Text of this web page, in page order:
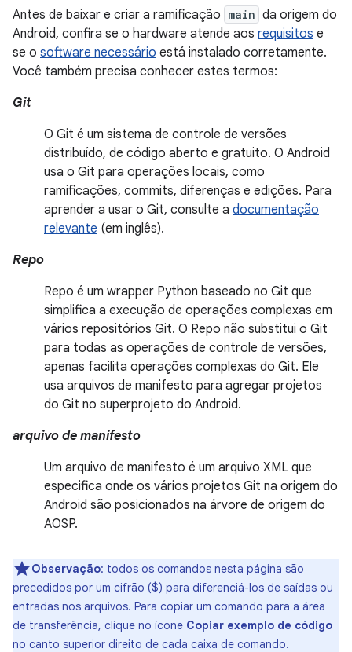
Antes de baixar e criar a ramificação main da origem do
Android, confira se o hardware atende aos requisitos e
se o software necessário está instalado corretamente.
Você também precisa conhecer estes termos:
Git
O Git é um sistema de controle de versões
distribuído, de código aberto e gratuito. O Android
usa o Git para operações locais, como
ramificações, commits, diferenças e edições. Para
aprender a usar o Git, consulte a documentação
relevante (em inglês).
Repo
Repo é um wrapper Python baseado no Git que
simplifica a execução de operações complexas em
vários repositórios Git. O Repo não substitui o Git
para todas as operações de controle de versões,
apenas facilita operações complexas do Git. Ele
usa arquivos de manifesto para agregar projetos
do Git no superprojeto do Android.
arquivo de manifesto
Um arquivo de manifesto é um arquivo XML que
especifica onde os vários projetos Git na origem do
Android são posicionados na árvore de origem do
AOSP.
Observação: todos os comandos nesta página são
precedidos por um cifrão ($) para diferenciá-los de saídas ou
entradas nos arquivos. Para copiar um comando para a área
de transferência, clique no ícone Copiar exemplo de código
no canto superior direito de cada caixa de comando.